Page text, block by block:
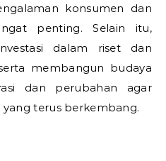
konsumen dan
penting. Selain itu,
dalam riset dan
membangun budaya
dan perubahan agar
terus berkembang.